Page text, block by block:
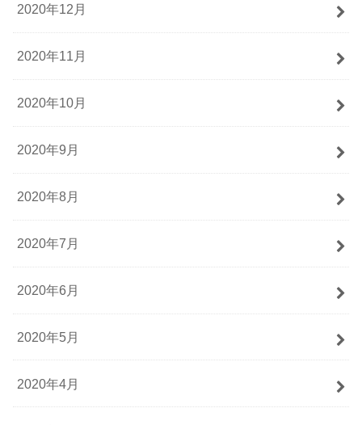
2020年12月
2020年11月
2020年10月
2020年9月
2020年8月
2020年7月
2020年6月
2020年5月
2020年4月